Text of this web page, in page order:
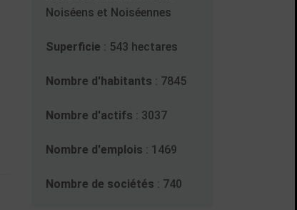
Noiséens et Noiséennes
Superficie : 543 hectares
Nombre d'habitants : 7845
Nombre d'actifs : 3037
Nombre d'emplois : 1469
Nombre de sociétés : 740